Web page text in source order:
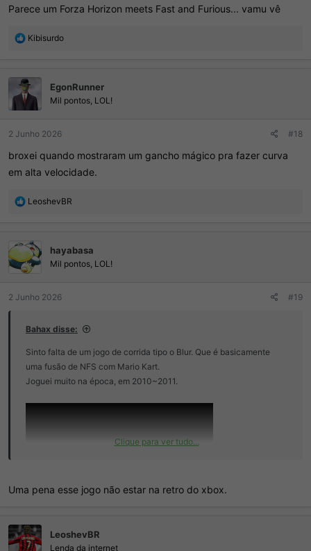
Parece um Forza Horizon meets Fast and Furious... vamu vê
R
ç
õ
s
Kibisurdo
EgonRunner
Mil pontos, LOL!
2 Junho 2026 #18
broxei quando mostraram um gancho mágico pra fazer curva
em alta velocidade.
R
õ
e
s
LeoshevBR
hayabasa
Mil pontos, LOL!
2 Junho 2026 #19
Bahax disse:
Sinto falta de um jogo de corrida tipo o Blur. Que é basicamente
uma fusão de NFS com Mario Kart.
Joguei muito na época, em 2010~2011.
Um novo jogo nesse estilo em mundo aberto, seria interessante.
Clique para ver tudo...
Uma pena esse jogo não estar na retro do xbox.
LeoshevBR
Lenda da internet